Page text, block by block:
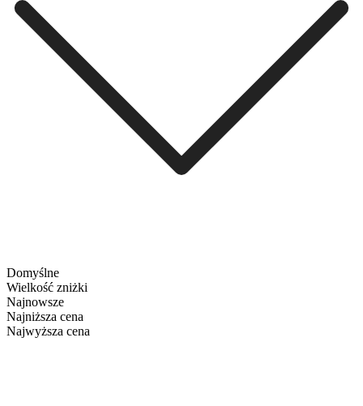
Domyślne
Wielkość zniżki
Najnowsze
Najniższa cena
Najwyższa cena